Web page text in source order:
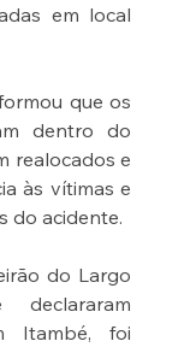
em local
que os
dentro do
realocados e
às vítimas e
do acidente.
do Largo
Itambé, foi